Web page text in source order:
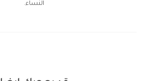
النساء.